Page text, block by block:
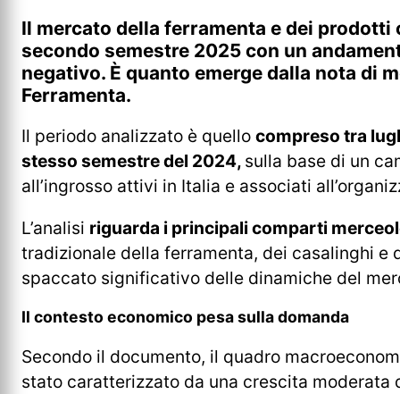
Il mercato della ferramenta e dei
secondo semestre 2025 con un
negativo. È quanto emerge dalla nota di
Ferramenta.
Il periodo analizzato è quello compreso tra
stesso semestre del 2024, sulla base di un
all’ingrosso attivi in Italia e associati
L’analisi riguarda i principali comparti
tradizionale della ferramenta, dei casalinghi e
spaccato significativo delle dinamiche del
Il contesto economico pesa sulla domanda
Secondo il documento, il quadro
stato caratterizzato da una crescita moderata